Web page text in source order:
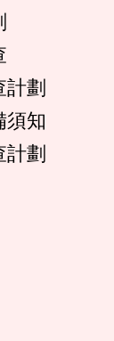
計劃
須知
計劃